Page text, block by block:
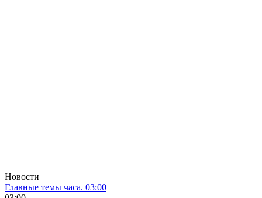
Новости
Главные темы часа. 03:00